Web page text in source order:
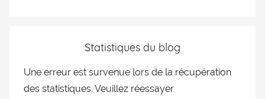
Statistiques du blog
Une erreur est survenue lors de la récupération
des statistiques. Veuillez réessayer